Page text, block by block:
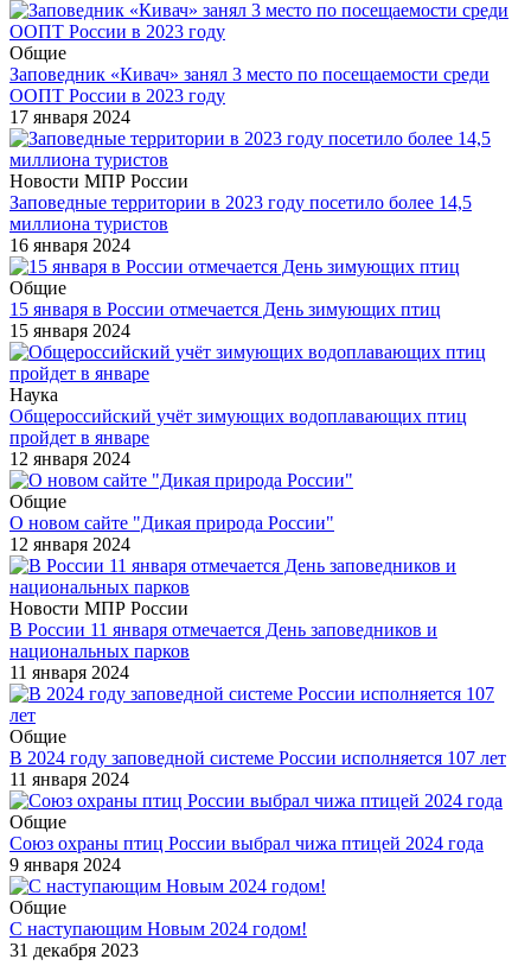
Общие
Заповедник «Кивач» занял 3 место по посещаемости среди
ООПТ России в 2023 году
17 января 2024
Новости МПР России
Заповедные территории в 2023 году посетило более 14,5
миллиона туристов
16 января 2024
Общие
15 января в России отмечается День зимующих птиц
15 января 2024
Наука
Общероссийский учёт зимующих водоплавающих птиц
пройдет в январе
12 января 2024
Общие
О новом сайте "Дикая природа России"
12 января 2024
Новости МПР России
В России 11 января отмечается День заповедников и
национальных парков
11 января 2024
Общие
В 2024 году заповедной системе России исполняется 107 лет
11 января 2024
Общие
Союз охраны птиц России выбрал чижа птицей 2024 года
9 января 2024
Общие
С наступающим Новым 2024 годом!
31 декабря 2023